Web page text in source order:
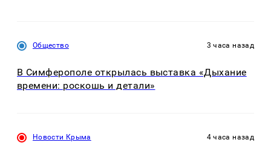
Общество 3 часа назад
В Симферополе открылась выставка «Дыхание
времени: роскошь и детали»
Новости Крыма 4 часа назад